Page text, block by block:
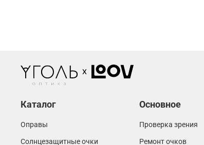
Каталог
Оправы
Солнцезащитные очки
Основное
Проверка зрения
Ремонт очков